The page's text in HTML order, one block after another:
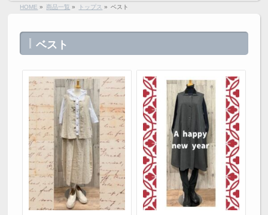
HOME » 商品一覧 » トップス » ベスト
ベスト